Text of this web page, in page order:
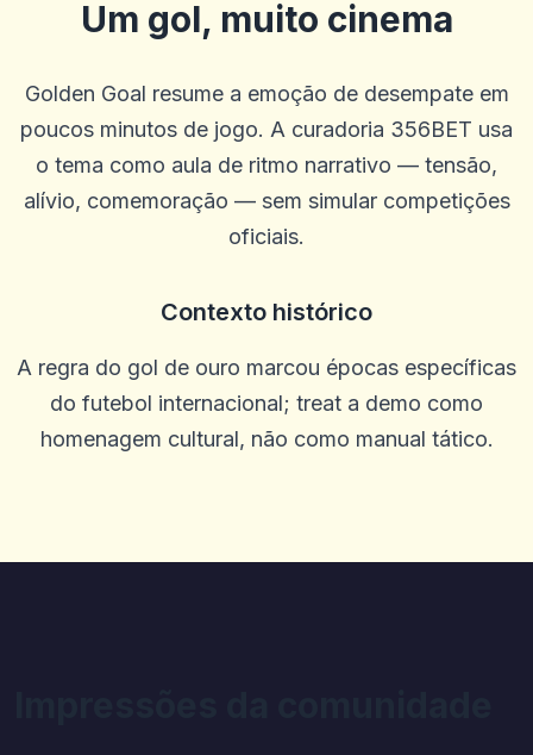
Um gol, muito cinema
Golden Goal resume a emoção de desempate em
poucos minutos de jogo. A curadoria 356BET usa
o tema como aula de ritmo narrativo — tensão,
alívio, comemoração — sem simular competições
oficiais.
Contexto histórico
A regra do gol de ouro marcou épocas específicas
do futebol internacional; treat a demo como
homenagem cultural, não como manual tático.
ron stuhr
2025-10-22 03:17:18
Me dê meu dinheiro
2025-10-15 07:14:11
0 0
Peter Lustig
2025-10-03 11:10:45
Bons jogos e muitas ofertas e bônus